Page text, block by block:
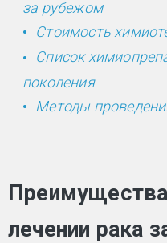
за рубежом
Стоимость
Список
поколения
Методы
лечении рака